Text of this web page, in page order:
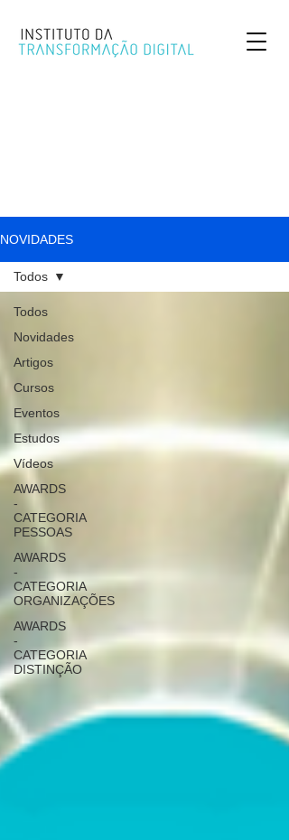
NOVIDADES
Todos
Novidades
Artigos
Cursos
Eventos
Estudos
Vídeos
AWARDS
-
CATEGORIA
PESSOAS
AWARDS
-
CATEGORIA
ORGANIZAÇÕES
AWARDS
-
CATEGORIA
DISTINÇÃO
Todos